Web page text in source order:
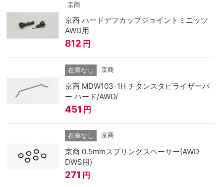
京商
京商 ハードデフカップジョイントミニッツ
AWD用
812 円
在庫なし 京商
京商 MDW103-1H チタンスタビライザーバ
ー ハード/AWD/
451 円
在庫なし 京商
京商 0.5mmスプリングスペーサー(AWD
DWS用)
271 円